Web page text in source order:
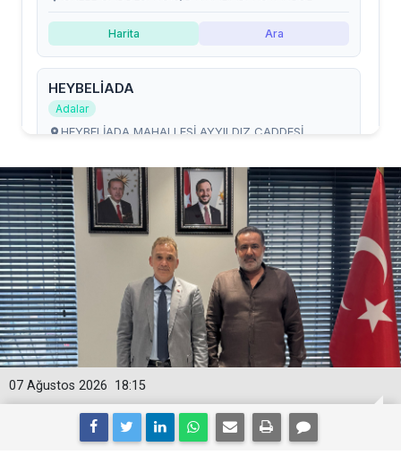
18:15
07 Ağustos 2026